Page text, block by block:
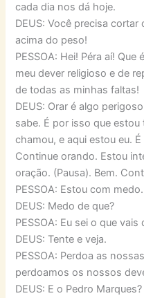
cada dia nos dá hoje.
DEUS: Você precisa
acima do peso!
PESSOA: Hei! Péra aí!
meu dever religioso e de
de todas as minhas faltas!
DEUS: Orar é algo
sabe. É por isso que
chamou, e aqui estou eu.
Continue orando. Estou
oração. (Pausa). Bem.
PESSOA: Estou com medo.
DEUS: Medo de que?
PESSOA: Eu sei o que vais
DEUS: Tente e veja.
PESSOA: Perdoa as
perdoamos os nossos
DEUS: E o Pedro Marques?